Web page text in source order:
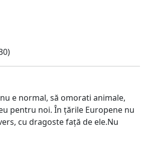
e normal, să omorati animale,
pentru noi. În țările Europene nu
cu dragoste față de ele.Nu